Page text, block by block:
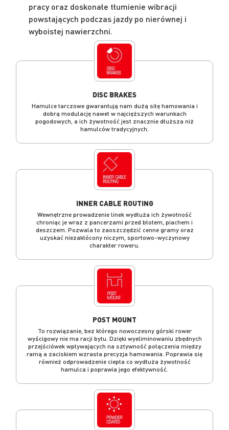
pracy oraz doskonałe tłumienie wibracji
powstających podczas jazdy po nierównej i
wyboistej nawierzchni.
DISC BRAKES
Hamulce tarczowe gwarantują nam dużą siłę hamowania i
dobrą modulację nawet w najcięższych warunkach
pogodowych, a ich żywotność jest znacznie dłuższa niż
hamulców tradycyjnych.
INNER CABLE ROUTING
Wewnętrzne prowadzenie linek wydłuża ich żywotność
chroniąc je wraz z pancerzami przed błotem, piachem i
deszczem. Pozwala to zaoszczędzić cenne gramy oraz
uzyskać niezakłócony niczym, sportowo-wyczynowy
charakter roweru.
POST MOUNT
To rozwiązanie, bez którego nowoczesny górski rower
wyścigowy nie ma racji bytu. Dzięki wyeliminowaniu zbędnych
przejściówek wpływających na sztywność połączenia między
ramą a zaciskiem wzrasta precyzja hamowania. Poprawia się
również odprowadzenie ciepła co wydłuża żywotność
hamulca i poprawia jego efektywność.